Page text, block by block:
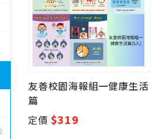
友善校園海報組一健康生活
篇
定價$319